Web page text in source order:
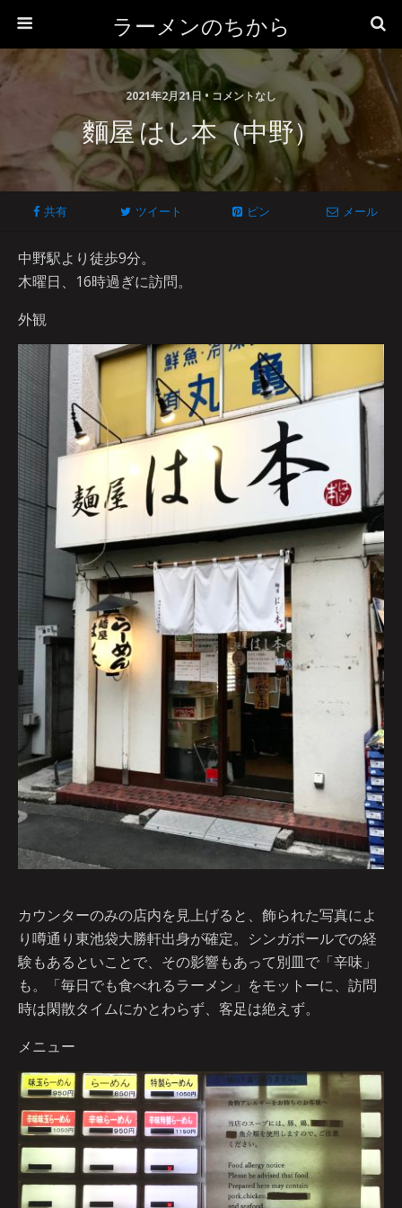
ラーメンのちから
2021年2月21日 • コメントなし
麵屋 はし本（中野）
共有 ツイート ピン メール
中野駅より徒歩9分。
木曜日、16時過ぎに訪問。
外観
カウンターのみの店内を見上げると、飾られた写真によ
り噂通り東池袋大勝軒出身が確定。シンガポールでの経
験もあるといことで、その影響もあって別皿で「辛味」
も。「毎日でも食べれるラーメン」をモットーに、訪問
時は閑散タイムにかとわらず、客足は絶えず。
メニュー